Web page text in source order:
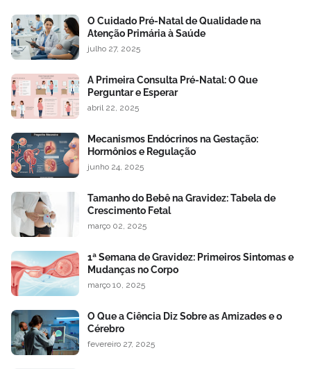
O Cuidado Pré-Natal de Qualidade na
Atenção Primária à Saúde
julho 27, 2025
A Primeira Consulta Pré-Natal: O Que
Perguntar e Esperar
abril 22, 2025
Mecanismos Endócrinos na Gestação:
Hormônios e Regulação
junho 24, 2025
Tamanho do Bebê na Gravidez: Tabela de
Crescimento Fetal
março 02, 2025
1ª Semana de Gravidez: Primeiros Sintomas e
Mudanças no Corpo
março 10, 2025
O Que a Ciência Diz Sobre as Amizades e o
Cérebro
fevereiro 27, 2025